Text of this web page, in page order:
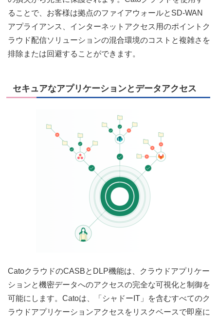
ることで、お客様は拠点のファイアウォールとSD-WAN
アプライアンス、インターネットアクセス用のポイントク
ラウド配信ソリューションの混合環境のコストと複雑さを
排除または回避することができます。
セキュアなアプリケーションとデータアクセス
CatoクラウドのCASBとDLP機能は、クラウドアプリケー
ションと機密データへのアクセスの完全な可視化と制御を
可能にします。Catoは、「シャドーIT」を含むすべてのク
ラウドアプリケーションアクセスをリスクベースで即座に